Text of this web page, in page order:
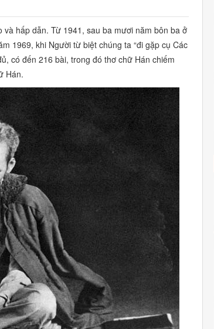
hấp dẫn. Từ 1941, sau ba mươi năm bôn ba ở
1969, khi Người từ biệt chúng ta “đi gặp cụ Các
có đến 216 bài, trong đó thơ chữ Hán chiếm
Hán.